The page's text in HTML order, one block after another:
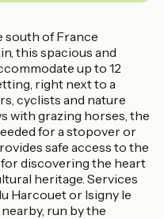
south of France
this spacious and
up to 12
right next to a
cyclists and nature
with grazing horses, the
for a stopover or
safe access to the
for discovering the heart
heritage. Services
Harcouet or Isigny le
nearby, run by the